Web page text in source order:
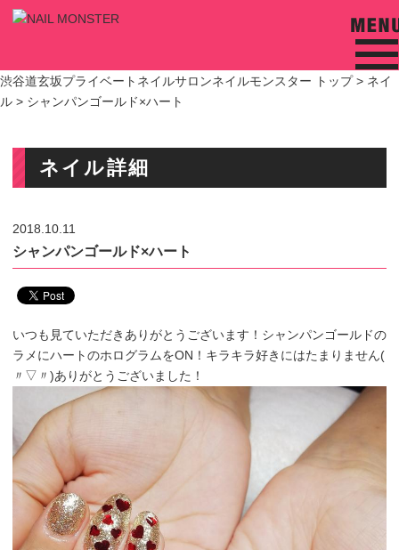
渋谷道玄坂プライベートネイルサロンネイルモンスター トップ > ネイ
ル > シャンパンゴールド×ハート
ネイル詳細
2018.10.11
シャンパンゴールド×ハート
いつも見ていただきありがとうございます！シャンパンゴールドの
ラメにハートのホログラムをON！キラキラ好きにはたまりません(
〃▽〃)ありがとうございました！